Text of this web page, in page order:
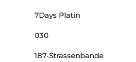
7Days Platin
030
187-Strassenbande